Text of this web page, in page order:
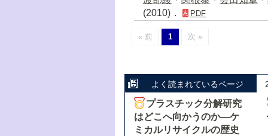
(2010)．
PDF
« 前 1 次 »
よく読まれているページ
プラスチック分解研究
はどこへ向かうのか―ケ
ミカルリサイクルの歴史